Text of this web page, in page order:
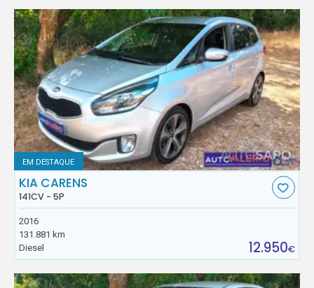
EM DESTAQUE
KIA CARENS
141CV - 5P
2016
131.881 km
Diesel
12.950€